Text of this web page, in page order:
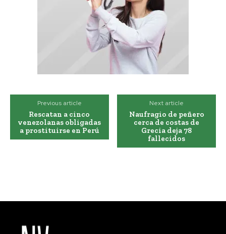
Previous article
Rescatan a cinco
venezolanas obligadas
a prostituirse en Perú
Next article
Naufragio de peñero
cerca de costas de
Grecia deja 78
fallecidos